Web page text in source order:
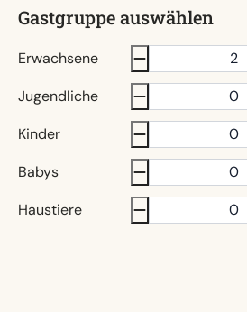
Gastgruppe auswählen
Erwachsene
Jugendliche
Kinder
Babys
Haustiere